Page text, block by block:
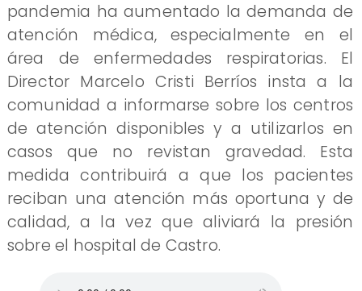
pandemia ha aumentado la demanda de
atención médica, especialmente en el
área de enfermedades respiratorias. El
Director Marcelo Cristi Berríos insta a la
comunidad a informarse sobre los centros
de atención disponibles y a utilizarlos en
casos que no revistan gravedad. Esta
medida contribuirá a que los pacientes
reciban una atención más oportuna y de
calidad, a la vez que aliviará la presión
sobre el hospital de Castro.